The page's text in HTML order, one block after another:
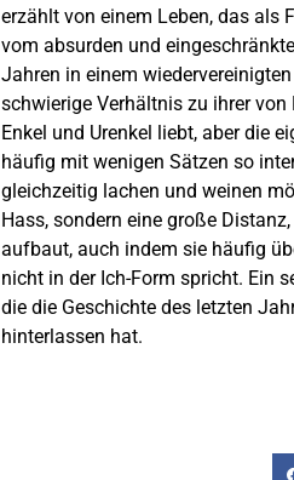
erzählt von einem Leben, das als
vom absurden und
Jahren in einem
schwierige Verhältnis zu ihrer
Enkel und Urenkel liebt, aber die
häufig mit wenigen Sätzen so
gleichzeitig lachen und weinen
Hass, sondern eine große
aufbaut, auch indem sie häufig
nicht in der Ich-Form spricht. Ein
die die Geschichte des letzten
hinterlassen hat.